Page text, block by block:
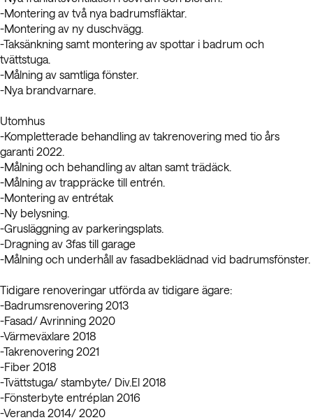
-Montering av två nya badrumsfläktar.
-Montering av ny duschvägg.
-Taksänkning samt montering av spottar i badrum och
tvättstuga.
-Målning av samtliga fönster.
-Nya brandvarnare.
Utomhus
-Kompletterade behandling av takrenovering med tio års
garanti 2022.
-Målning och behandling av altan samt trädäck.
-Målning av trappräcke till entrén.
-Montering av entrétak
-Ny belysning.
-Grusläggning av parkeringsplats.
-Dragning av 3fas till garage
-Målning och underhåll av fasadbeklädnad vid badrumsfönster.
Tidigare renoveringar utförda av tidigare ägare:
-Badrumsrenovering 2013
-Fasad/ Avrinning 2020
-Värmeväxlare 2018
-Takrenovering 2021
-Fiber 2018
-Tvättstuga/ stambyte/ Div.El 2018
-Fönsterbyte entréplan 2016
-Veranda 2014/ 2020